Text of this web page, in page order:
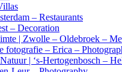
– Restaurants
– Decoration
| Zwolle – Oldebroek –
fotografie – Erica –
| ‘s-Hertogenbosch –